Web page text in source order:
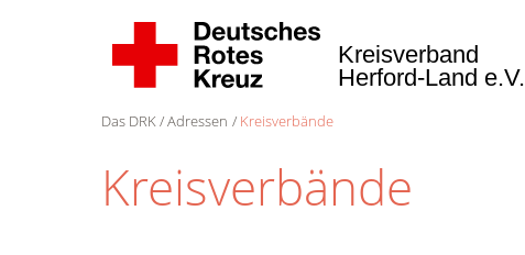
Kreisverband
Herford-Land e.V.
Das DRK Adressen Kreisverbände
Kreisverbände